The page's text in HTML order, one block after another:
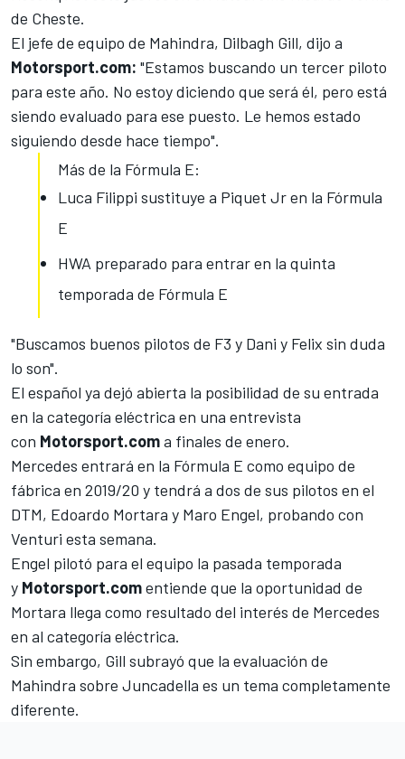
de Cheste.
El jefe de equipo de Mahindra, Dilbagh Gill, dijo a
Motorsport.com: "Estamos buscando un tercer piloto
para este año. No estoy diciendo que será él, pero está
siendo evaluado para ese puesto. Le hemos estado
siguiendo desde hace tiempo".
Más de la Fórmula E:
Luca Filippi sustituye a Piquet Jr en la Fórmula
E
HWA preparado para entrar en la quinta
temporada de Fórmula E
"Buscamos buenos pilotos de F3 y Dani y Felix sin duda
lo son".
El español ya dejó abierta la posibilidad de su entrada
en la categoría eléctrica en una entrevista
con Motorsport.coma finales de enero.
Mercedes entrará en la Fórmula E como equipo de
fábrica en 2019/20 y tendrá a dos de sus pilotos en el
DTM, Edoardo Mortara y Maro Engel, probando con
Venturi esta semana.
Engel pilotó para el equipo la pasada temporada
y Motorsport.comentiende que la oportunidad de
Mortara llega como resultado del interés de Mercedes
en al categoría eléctrica.
Sin embargo, Gill subrayó que la evaluación de
Mahindra sobre Juncadella es un tema completamente
diferente.